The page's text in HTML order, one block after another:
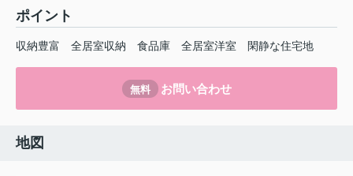
ポイント
収納豊富 全居室収納 食品庫 全居室洋室 閑静な住宅地
無料 お問い合わせ
地図